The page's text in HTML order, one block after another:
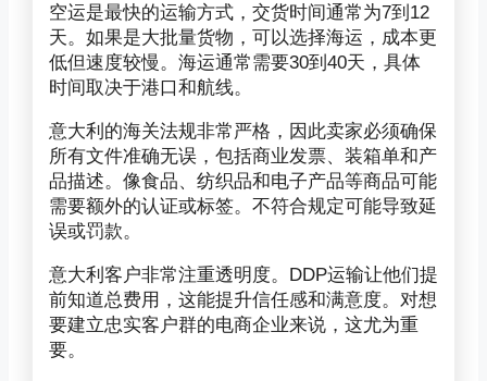
空运是最快的运输方式，交货时间通常为7到12
天。如果是大批量货物，可以选择海运，成本更
低但速度较慢。海运通常需要30到40天，具体
时间取决于港口和航线。
意大利的海关法规非常严格，因此卖家必须确保
所有文件准确无误，包括商业发票、装箱单和产
品描述。像食品、纺织品和电子产品等商品可能
需要额外的认证或标签。不符合规定可能导致延
误或罚款。
意大利客户非常注重透明度。DDP运输让他们提
前知道总费用，这能提升信任感和满意度。对想
要建立忠实客户群的电商企业来说，这尤为重
要。